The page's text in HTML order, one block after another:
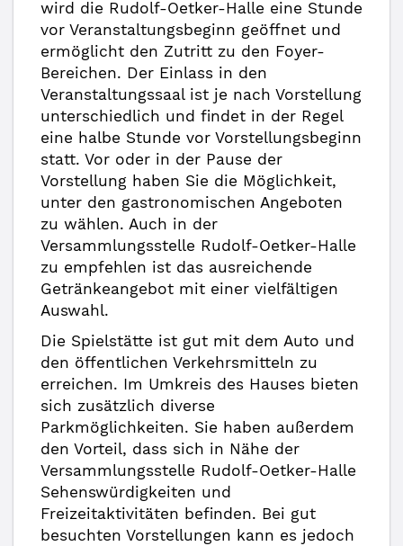
wird die Rudolf-Oetker-Halle eine Stunde
vor Veranstaltungsbeginn geöffnet und
ermöglicht den Zutritt zu den Foyer-
Bereichen. Der Einlass in den
Veranstaltungssaal ist je nach Vorstellung
unterschiedlich und findet in der Regel
eine halbe Stunde vor Vorstellungsbeginn
statt. Vor oder in der Pause der
Vorstellung haben Sie die Möglichkeit,
unter den gastronomischen Angeboten
zu wählen. Auch in der
Versammlungsstelle Rudolf-Oetker-Halle
zu empfehlen ist das ausreichende
Getränkeangebot mit einer vielfältigen
Auswahl.
Die Spielstätte ist gut mit dem Auto und
den öffentlichen Verkehrsmitteln zu
erreichen. Im Umkreis des Hauses bieten
sich zusätzlich diverse
Parkmöglichkeiten. Sie haben außerdem
den Vorteil, dass sich in Nähe der
Versammlungsstelle Rudolf-Oetker-Halle
Sehenswürdigkeiten und
Freizeitaktivitäten befinden. Bei gut
besuchten Vorstellungen kann es jedoch